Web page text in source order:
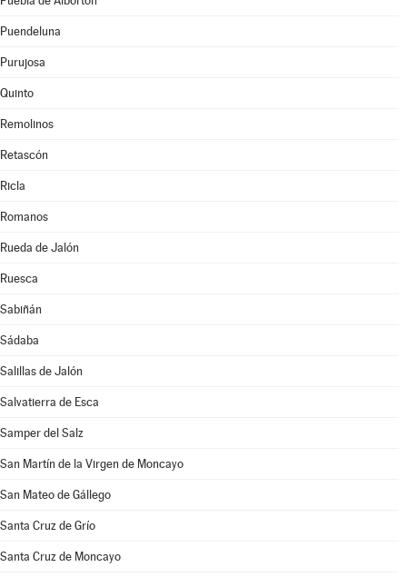
Puendeluna
Purujosa
Quinto
Remolinos
Retascón
Ricla
Romanos
Rueda de Jalón
Ruesca
Sabiñán
Sádaba
Salillas de Jalón
Salvatierra de Esca
Samper del Salz
San Martín de la Virgen de Moncayo
San Mateo de Gállego
Santa Cruz de Grío
Santa Cruz de Moncayo